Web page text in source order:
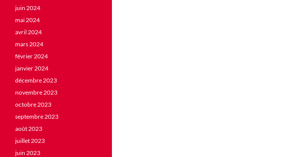
juin 2024
mai 2024
avril 2024
mars 2024
février 2024
janvier 2024
décembre 2023
novembre 2023
octobre 2023
septembre 2023
août 2023
juillet 2023
juin 2023